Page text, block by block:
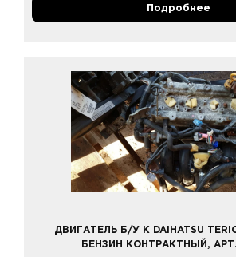
Подробнее
ДВИГАТЕЛЬ Б/У К DAIHATSU
БЕНЗИН КОНТРАКТНЫЙ, АРТ.